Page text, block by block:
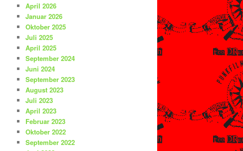
April 2026
Januar 2026
Oktober 2025
Juli 2025
April 2025
September 2024
Juni 2024
September 2023
August 2023
Juli 2023
April 2023
Februar 2023
Oktober 2022
September 2022